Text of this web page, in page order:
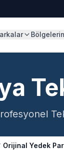
Orijinal Yedek